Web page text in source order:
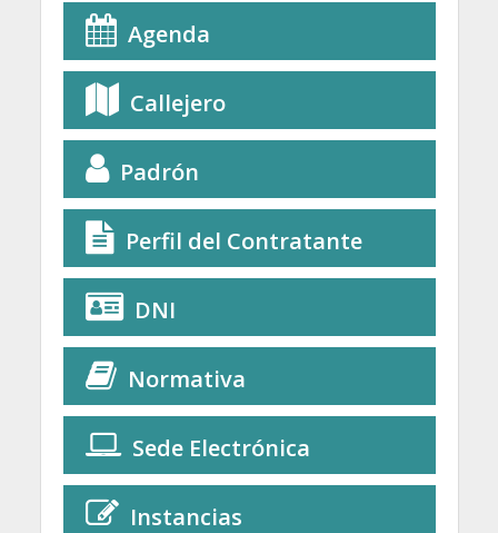
Agenda
Callejero
Padrón
Perfil del Contratante
DNI
Normativa
Sede Electrónica
Instancias